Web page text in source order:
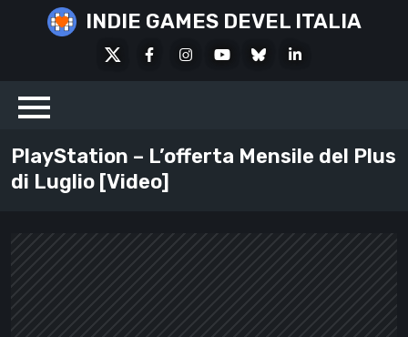
INDIE GAMES DEVEL ITALIA
FacebookInstagramYoutubeBlueskyLinkedIn
PlayStation – L’offerta Mensile del Plus
di Luglio [Video]